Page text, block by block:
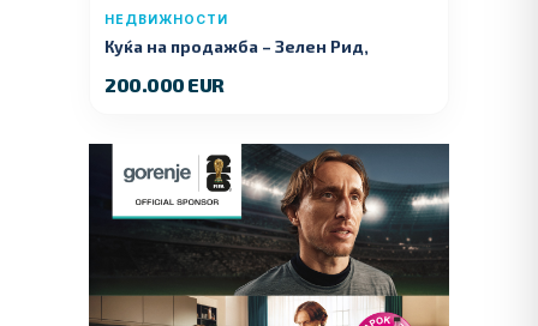
НЕДВИЖНОСТИ
Куќа на продажба – Зелeн Рид,
200.000 EUR